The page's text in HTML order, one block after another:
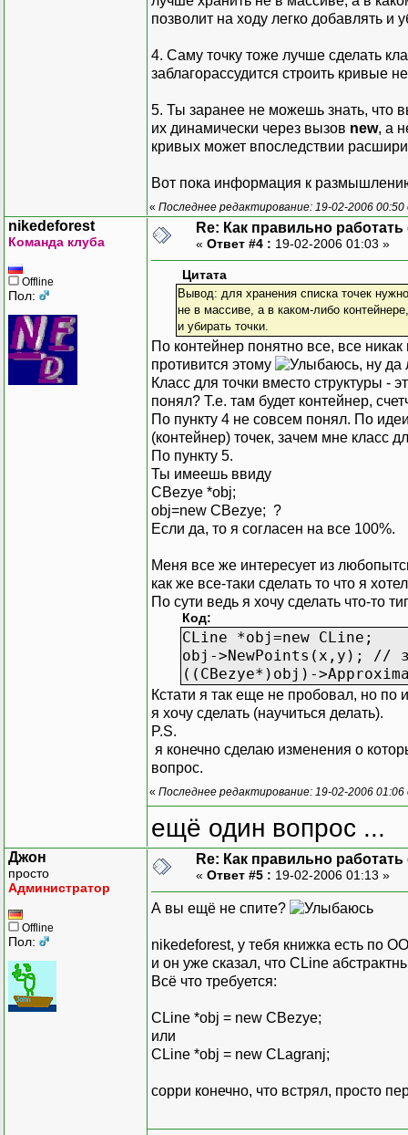
позволит на ходу легко добавлять и
4. Саму точку тоже лучше сделать
заблагорассудится строить кривые
5. Ты заранее не можешь знать, что
их динамически через вызов new, а
кривых может впоследствии
Вот пока информация к
« Последнее редактирование: 19-02-2006 00:50
nikedeforest
Команда клуба
Offline
Пол:
Re: Как правильно
« Ответ #4 : 19-02-2006 01:03 »
Цитата
Вывод: для хранения списка точек
не в массиве, а в каком-либо
и убирать точки.
По контейнер понятно все, все
противится этому
, ну да
Класс для точки вместо структуры -
понял? Т.е. там будет контейнер,
По пункту 4 не совсем понял. По
(контейнер) точек, зачем мне класс
По пункту 5.
Ты имеешь ввиду
CBezye *obj;
obj=new CBezye; ?
Если да, то я согласен на все 100%.
Меня все же интересует из
как же все-таки сделать то что я
По сути ведь я хочу сделать что-то
Код:
СLine *obj=new CLine;
obj->NewPoints(x,y); //
((СBezye*)obj)-
Кстати я так еще не пробовал, но по
я хочу сделать (научиться делать).
P.S.
я конечно сделаю изменения о
вопрос.
« Последнее редактирование: 19-02-2006
ещё один вопрос ...
Джон
просто
Администратор
Offline
Пол:
Re: Как правильно
« Ответ #5 : 19-02-2006 01:13 »
А вы ещё не спите?
nikedeforest, у тебя книжка есть по
и он уже сказал, что CLine
Всё что требуется:
CLine *obj = new CBezye;
или
CLine *obj = new CLagranj;
сорри конечно, что встрял, просто